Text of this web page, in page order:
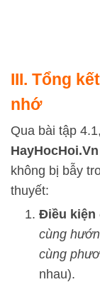
III. Tổng
nhớ
Qua bài tập
HayHocHoi.Vn
không bị bẫy
thuyết:
Điều kiện
cùng
cùng
nhau).